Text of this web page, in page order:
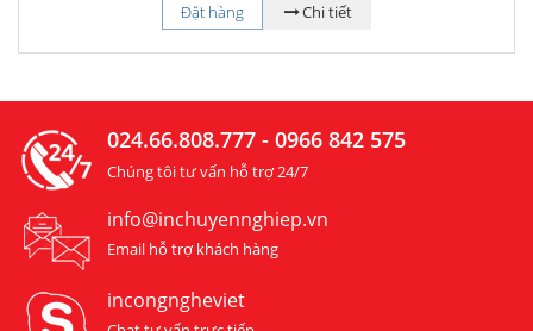
Đặt hàng Chi tiết
024.66.808.777 - 0966 842 575
Chúng tôi tư vấn hỗ trợ 24/7
info@inchuyennghiep.vn
Email hỗ trợ khách hàng
incongngheviet